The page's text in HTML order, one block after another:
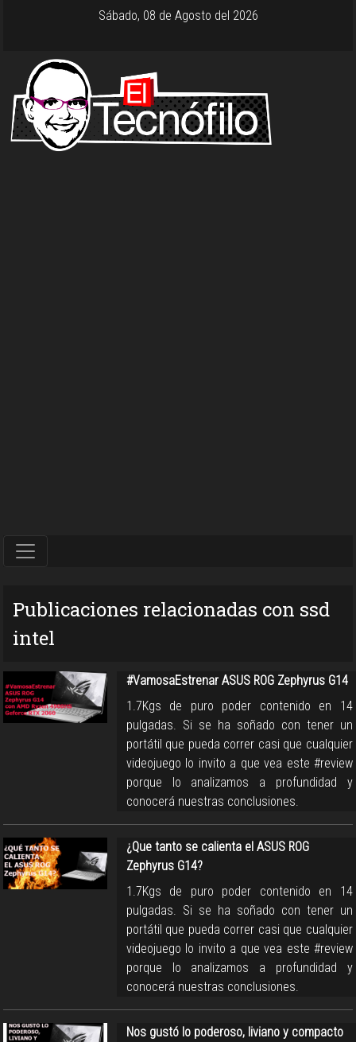
Sábado, 08 de Agosto del 2026
Publicaciones relacionadas con ssd
intel
#VamosaEstrenar ASUS ROG Zephyrus G14
1.7Kgs de puro poder contenido en 14
pulgadas. Si se ha soñado con tener un
portátil que pueda correr casi que cualquier
videojuego lo invito a que vea este #review
porque lo analizamos a profundidad y
conocerá nuestras conclusiones.
¿Que tanto se calienta el ASUS ROG
Zephyrus G14?
1.7Kgs de puro poder contenido en 14
pulgadas. Si se ha soñado con tener un
portátil que pueda correr casi que cualquier
videojuego lo invito a que vea este #review
porque lo analizamos a profundidad y
conocerá nuestras conclusiones.
Nos gustó lo poderoso, liviano y compacto